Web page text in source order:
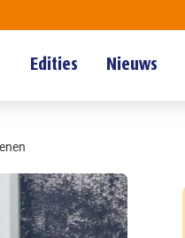
Edities Nieuws